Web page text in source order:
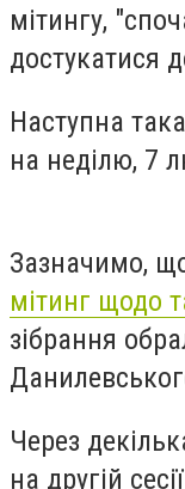
мітингу,
достукатися
Наступна
на неділю, 7
Зазначимо,
мітинг щодо
зібрання
Через
на другій